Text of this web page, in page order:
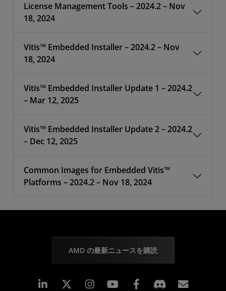
License Management Tools – 2024.2 – Nov
18, 2024
Vitis™ Embedded Installer – 2024.2 – Nov
18, 2024
Vitis™ Embedded Installer Update 1 – 2024.2
– Mar 12, 2025
Vitis™ Embedded Installer Update 2 – 2024.2
– Dec 12, 2025
Common Images for Embedded Vitis™
Platforms – 2024.2 – Nov 18, 2024
AMD の最新ニュースを購読
Linkedin Instagram Facebook